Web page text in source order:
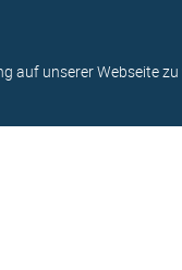
auf unserer Webseite zu